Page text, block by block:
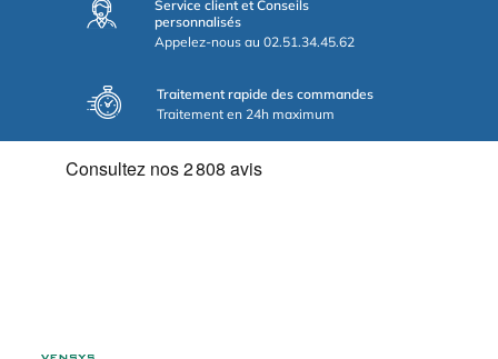
Service client et Conseils
personnalisés
Appelez-nous au 02.51.34.45.62
Traitement rapide des commandes
Traitement en 24h maximum